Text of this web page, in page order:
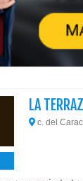
LA
c. del